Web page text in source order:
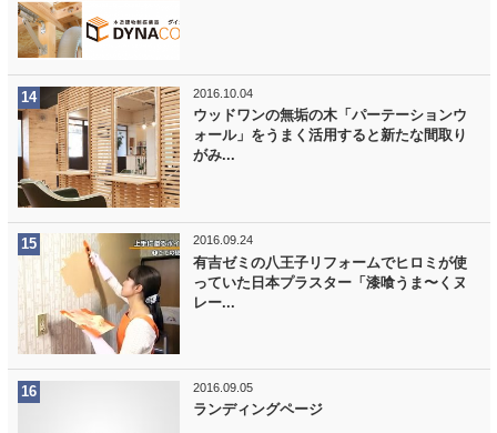
2016.10.04
ウッドワンの無垢の木「パーテーションウ
ォール」をうまく活用すると新たな間取り
がみ...
2016.09.24
有吉ゼミの八王子リフォームでヒロミが使
っていた日本プラスター「漆喰うま〜くヌ
レー...
2016.09.05
ランディングページ